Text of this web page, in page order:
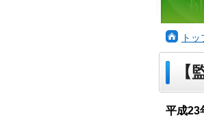
ト
【
平成23